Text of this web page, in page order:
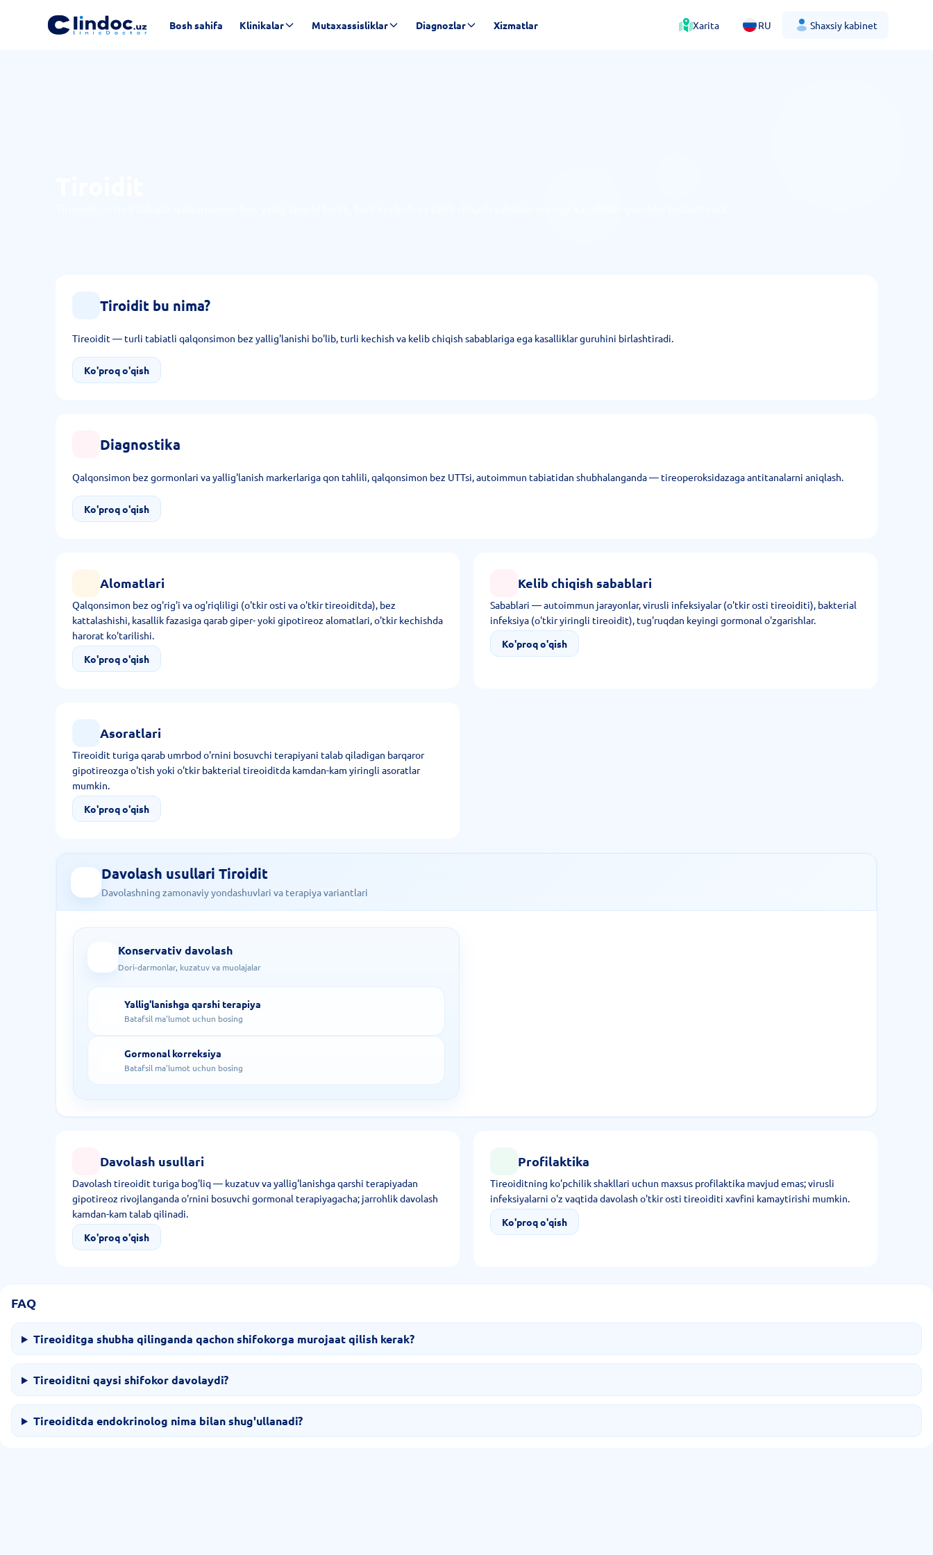
Bosh sahifa Klinikalar Mutaxassisliklar Diagnozlar Xizmatlar Xarita RU Shaxsiy kabinet
Tiroidit bu nima?
Tireoidit — turli tabiatli qalqonsimon bez yallig'lanishi bo'lib, turli kechish va kelib chiqish sabablariga ega kasalliklar guruhini birlashtiradi.
Ko'proq o'qish
Diagnostika
Qalqonsimon bez gormonlari va yallig'lanish markerlariga qon tahlili, qalqonsimon bez UTTsi, autoimmun tabiatidan shubhalanganda — tireoperoksidazaga antitanalarni aniqlash.
Ko'proq o'qish
Alomatlari
Qalqonsimon bez og'rig'i va og'riqliligi (o'tkir osti va o'tkir tireoiditda), bez
kattalashishi, kasallik fazasiga qarab giper- yoki gipotireoz alomatlari, o'tkir kechishda
harorat ko'tarilishi.
Ko'proq o'qish
Kelib chiqish sabablari
Sabablari — autoimmun jarayonlar, virusli infeksiyalar (o'tkir osti tireoiditi), bakterial
infeksiya (o'tkir yiringli tireoidit), tug'ruqdan keyingi gormonal o'zgarishlar.
Ko'proq o'qish
Asoratlari
Tireoidit turiga qarab umrbod o'rnini bosuvchi terapiyani talab qiladigan barqaror
gipotireozga o'tish yoki o'tkir bakterial tireoiditda kamdan-kam yiringli asoratlar
mumkin.
Ko'proq o'qish
Davolash usullari Tiroidit
Davolashning zamonaviy yondashuvlari va terapiya variantlari
Konservativ davolash
Dori-darmonlar, kuzatuv va muolajalar
Yallig'lanishga qarshi terapiya
Batafsil ma'lumot uchun bosing
Gormonal korreksiya
Batafsil ma'lumot uchun bosing
Davolash usullari
Davolash tireoidit turiga bog'liq — kuzatuv va yallig'lanishga qarshi terapiyadan
gipotireoz rivojlanganda o'rnini bosuvchi gormonal terapiyagacha; jarrohlik davolash
kamdan-kam talab qilinadi.
Ko'proq o'qish
Profilaktika
Tireoiditning ko'pchilik shakllari uchun maxsus profilaktika mavjud emas; virusli
infeksiyalarni o'z vaqtida davolash o'tkir osti tireoiditi xavfini kamaytirishi mumkin.
Ko'proq o'qish
FAQ
Tireoiditga shubha qilinganda qachon shifokorga murojaat qilish kerak?
Tireoiditni qaysi shifokor davolaydi?
Tireoiditda endokrinolog nima bilan shug'ullanadi?